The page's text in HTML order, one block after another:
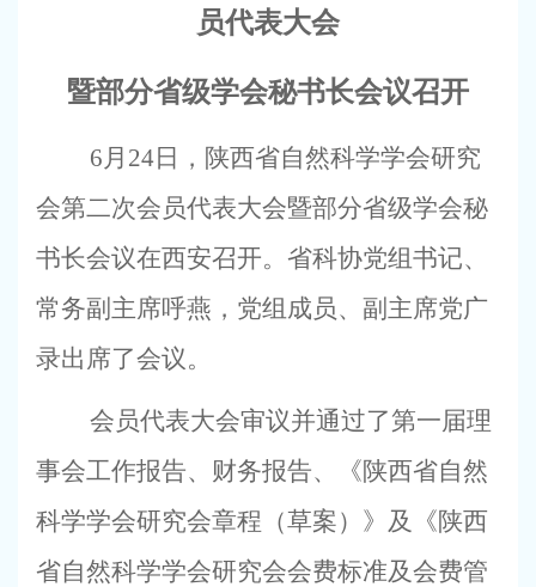
员代表大会
暨部分省级学会秘书长会议召开
6月 24日 ，陕西省自然科学学会研究
会第二次会员代表大会暨部分省级学会秘
书长会议在西安召开。省科协党组书记、
常务副主席呼燕，党组成员、副主席党广
录出席了会议。
会员代表大会审议并通过了第一届理
事会工作报告、财务报告、《陕西省自然
科学学会研究会章程（草案）》及《陕西
省自然科学学会研究会会费标准及会费管